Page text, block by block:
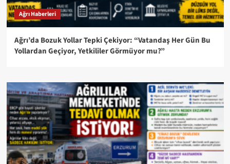
Ağrı Haberleri
Ağrı’da Bozuk Yollar Tepki Çekiyor: “Vatandaş Her Gün Bu
Yollardan Geçiyor, Yetkililer Görmüyor mu?”